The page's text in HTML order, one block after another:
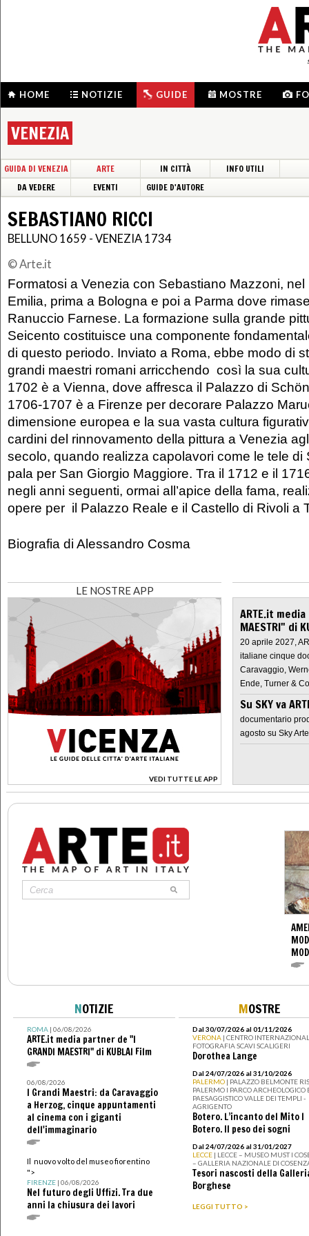
HOME NOTIZIE GUIDE MOSTRE
VENEZIA
GUIDA DI VENEZIA ARTE IN CITTÀ
INFO UTILI
DA VEDERE
EVENTI GUIDE D'AUTORE
SEBASTIANO RICCI
BELLUNO 1659 - VENEZIA 1734
© Arte.it
Formatosi a Venezia con Sebastiano Mazzoni,
Emilia, prima a Bologna e poi a Parma dove
Ranuccio Farnese. La formazione sulla grande
Seicento costituisce una componente
di questo periodo. Inviato a Roma, ebbe modo di
grandi maestri romani arricchendo così la sua
1702 è a Vienna, dove affresca il Palazzo di
1706-1707 è a Firenze per decorare Palazzo
dimensione europea e la sua vasta cultura
cardini del rinnovamento della pittura a Venezia
secolo, quando realizza capolavori come le tele di
pala per San Giorgio Maggiore. Tra il 1712 e il
negli anni seguenti, ormai all’apice della fama,
opere per il Palazzo Reale e il Castello di Rivoli a
Biografia di Alessandro Cosma
LE NOSTRE APP
VEDI TUTTE LE APP
>
ARTE.it
MAESTRI" di
20 aprile 2027,
italiane cinque
Caravaggio,
Ende, Turner &
Su SKY va
documentario
agosto su Sky Arte
NOTIZIE
ROMA| 06/08/2026
ARTE.it media partner de "I
GRANDI MAESTRI" di KUBLAI Film
06/08/2026
I Grandi Maestri: da Caravaggio
a Herzog, cinque appuntamenti
al cinema con i giganti
dell'immaginario
Il nuovo volto del museo fiorentino
">
FIRENZE| 06/08/2026
Nel futuro degli Uffizi. Tra due
anni la chiusura dei lavori
MOSTRE
Dal 30/07/2026 al 01/11/2026
VERONA | CENTRO
FOTOGRAFIA SCAVI SCALIGERI
Dorothea Lange
Dal 24/07/2026 al 31/10/2026
PALERMO | PALAZZO BELMONTE
PALERMO I PARCO ARCHEOLOGICO
PAESAGGISTICO VALLE DEI TEMPLI -
AGRIGENTO
Botero. L’incanto del Mito I
Botero. Il peso dei sogni
Dal 24/07/2026 al 31/01/2027
LECCE | LECCE – MUSEO MUST I
– GALLERIA NAZIONALE DI
Tesori nascosti della
Borghese
LEGGI TUTTO >